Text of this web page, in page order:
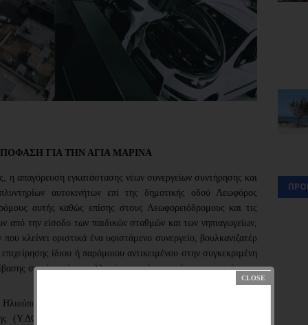
ΓΙΑ ΤΗΝ ΑΓΙΑ ΜΑΡΙΝΑ
απαγόρευση εγκατάστασης νέων συνεργείων συντήρησης και
αυτοκινήτων επί της δημοτικής οδού Λεωφόρος
αυτής καθώς επίσης στους Λεωφορειόδρομους και τις
από την είσοδο των παιδικών σταθμών και των νηπιαγωγείων,
κλείνει οριστικά ένα υφιστάμενο συνεργείο, βουλκανιζατέρ
ίδιου ή παρόμοιου αντικειμένου στην συγκεκριμένη
σε τέκνο ή της αλλαγής νομικής μορφής της υφιστάμενης
κ. Ευστάθιο Ψυρρόπουλο, να προχωρήσει σε
(Υ.ΔΟΜ) να μην χορηγεί «Βεβαιώσεις Χρήσης Γης» για